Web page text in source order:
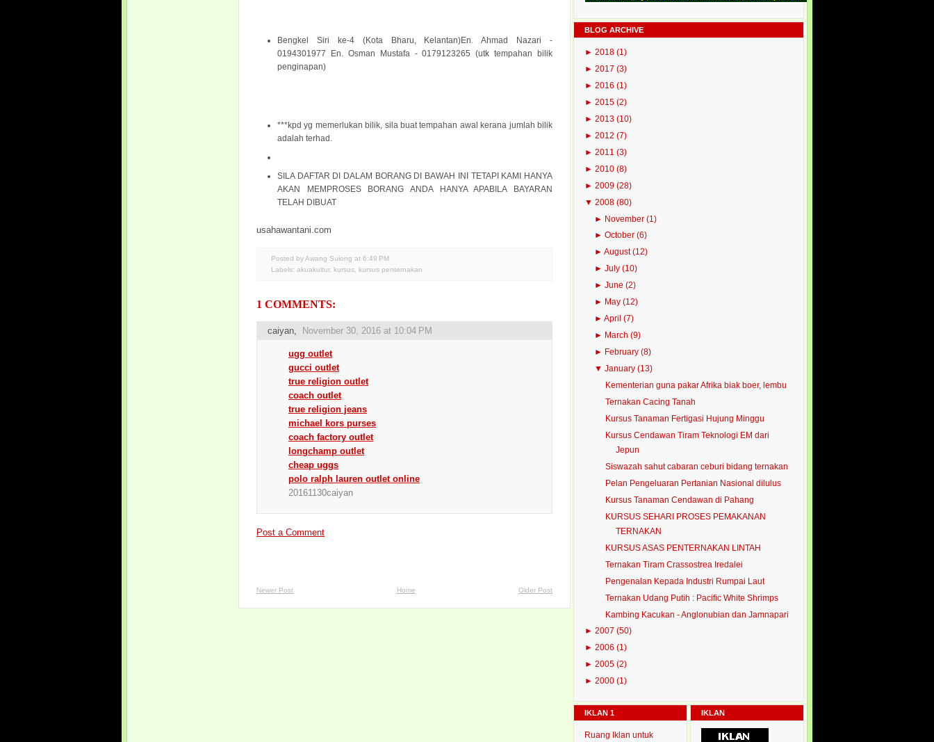
Bengkel Siri ke-4 (Kota Bharu, Kelantan)En. Ahmad Nazari -
0194301977 En. Osman Mustafa - 0179123265 (utk tempahan bilik
penginapan)
***kpd yg memerlukan bilik, sila buat tempahan awal kerana jumlah bilik
adalah terhad.
SILA DAFTAR DI DALAM BORANG DI BAWAH INI TETAPI KAMI HANYA
AKAN MEMPROSES BORANG ANDA HANYA APABILA BAYARAN
TELAH DIBUAT
usahawantani.com
Posted by Awang Sulong at 6:49 PM
Labels: akuakultur, kursus kursus penternakan
1 COMMENTS:
caiyan, November 30, 2016 at 10:04 PM
ugg outlet
gucci outlet
true religion outlet
coach outlet
true religion jeans
michael kors purses
coach factory outlet
longchamp outlet
cheap uggs
polo ralph lauren outlet online
20161130caiyan
Post a Comment
Newer Post Older Post
Home
BLOG ARCHIVE
► 2018 (1)
► 2017 (3)
► 2016 (1)
► 2015 (2)
► 2013 (10)
► 2012 (7)
► 2011 (3)
► 2010 (8)
► 2009 (28)
▼ 2008 (80)
► November(1)
►October(6)
►August(12)
►July(10)
►June(2)
► May(12)
►April(7)
► March(9)
► February(8)
▼January(13)
Kementerian guna pakar Afrika biak boer, lembu
Ternakan Cacing Tanah
Kursus Tanaman Fertigasi Hujung Minggu
Kursus Cendawan Tiram Teknologi EM dari
Jepun
Siswazah sahut cabaran ceburi bidang ternakan
Pelan Pengeluaran Pertanian Nasional dilulus
Kursus Tanaman Cendawan di Pahang
KURSUS SEHARI PROSES PEMAKANAN
TERNAKAN
KURSUS ASAS PENTERNAKAN LINTAH
Ternakan Tiram Crassostrea Iredalei
Pengenalan Kepada Industri Rumpai Laut
Ternakan Udang Putih : Pacific White Shrimps
Kambing Kacukan - Anglonubian dan Jamnapari
► 2007 (50)
► 2006 (1)
► 2005 (2)
► 2000 (1)
IKLAN 1
Ruang Iklan untuk
IKLAN